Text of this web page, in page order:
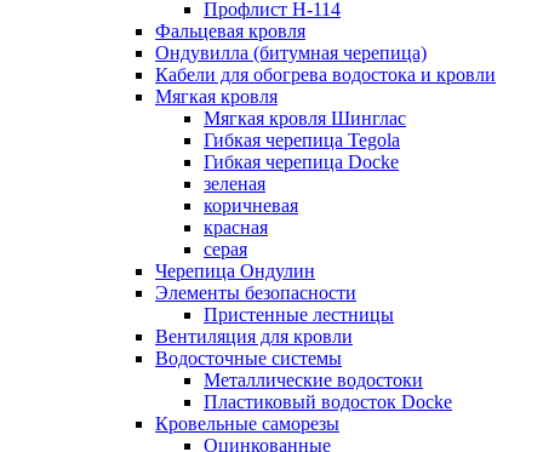
Профлист H-114
Фальцевая кровля
Ондувилла (битумная черепица)
Кабели для обогрева водостока и кровли
Мягкая кровля
Мягкая кровля Шинглас
Гибкая черепица Tegola
Гибкая черепица Docke
зеленая
коричневая
красная
серая
Черепица Ондулин
Элементы безопасности
Пристенные лестницы
Вентиляция для кровли
Водосточные системы
Металлические водостоки
Пластиковый водосток Docke
Кровельные саморезы
Оцинкованные